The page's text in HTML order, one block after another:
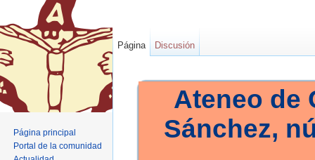
Ateneo de
Sánchez,
Página Discusión
Página principal
Portal de la comunidad